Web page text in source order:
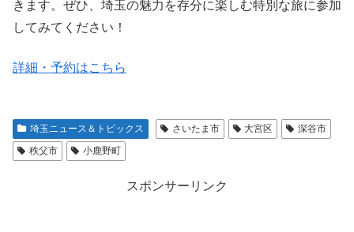
きます。ぜひ、埼玉の魅力を存分に楽しむ特別な旅に参加
してみてください！
詳細・予約はこちら
埼玉ニュース＆トピックス さいたま市 大宮区
深谷市
秩父市
小鹿野町
スポンサーリンク